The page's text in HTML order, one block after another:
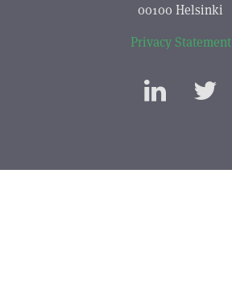
00100 Helsinki
Privacy Statement